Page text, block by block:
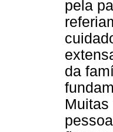
pela
da